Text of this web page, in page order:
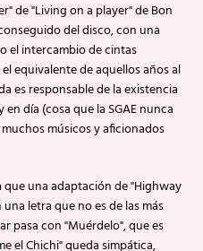
de "Living on a player" de Bon
del disco, con una
el intercambio de cintas
equivalente de aquellos años al
es responsable de la existencia
día (cosa que la SGAE nunca
músicos y aficionados
que una adaptación de "Highway
letra que no es de las más
pasa con "Muérdelo", que es
el Chichi" queda simpática,